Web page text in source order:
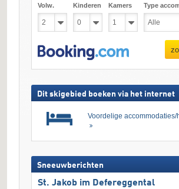
Volw. Kinderen Kamers Type
Dit skigebied boeken via het internet
Voordelige accommodaties/
Sneeuwberichten
St. Jakob im Defereggental